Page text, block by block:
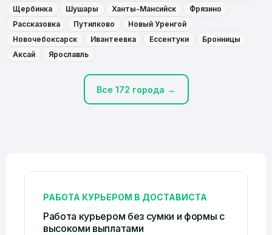
Щербинка
Шушары Ханты-Мансийск
Фрязино
Рассказовка
Путилково
Новый Уренгой
Новочебоксарск
Ивантеевка Ессентуки
Бронницы
Аксай
Ярославль
Все 172 города →
РАБОТА КУРЬЕРОМ В ДОСТАВИСТА
Работа курьером без сумки и формы c
высокоми выплатами